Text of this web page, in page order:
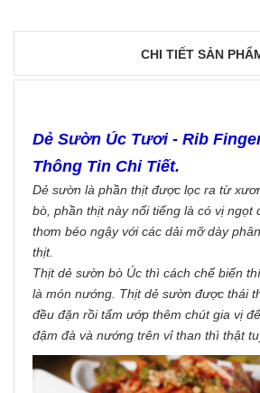
CHI TIẾT SẢN
Dẻ Sườn Úc Tươi - Rib
Thông Tin Chi Tiết.
Dẻ sườn là phần thịt được lọc ra từ
bò, phần thịt này nổi tiếng là có vị ngọt
thơm béo ngậy với các dải mỡ dày
thịt.
Thịt dẻ sườn bò Úc thì cách chế biến
là món nướng. Thịt dẻ sườn được thái
đều đặn rồi tẩm ướp thêm chút gia vị
đậm đà và nướng trên vỉ than thì thật